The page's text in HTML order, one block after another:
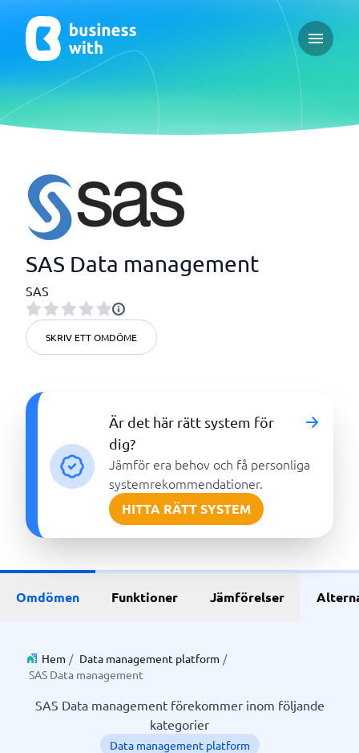
Open
SAS Data management
SAS
SKRIV ETT OMDÖME
Är det här rätt system för
dig?
Jämför era behov och få personliga
systemrekommendationer.
HITTA RÄTT SYSTEM
Omdömen Funktioner Jämförelser
Hem / Data management platform /
SAS Data management
SAS Data management förekommer inom följande
kategorier
Data management platform